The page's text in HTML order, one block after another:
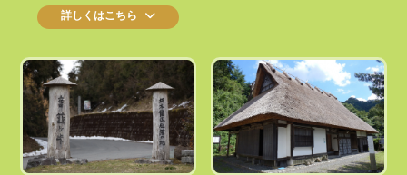
詳しくはこちら